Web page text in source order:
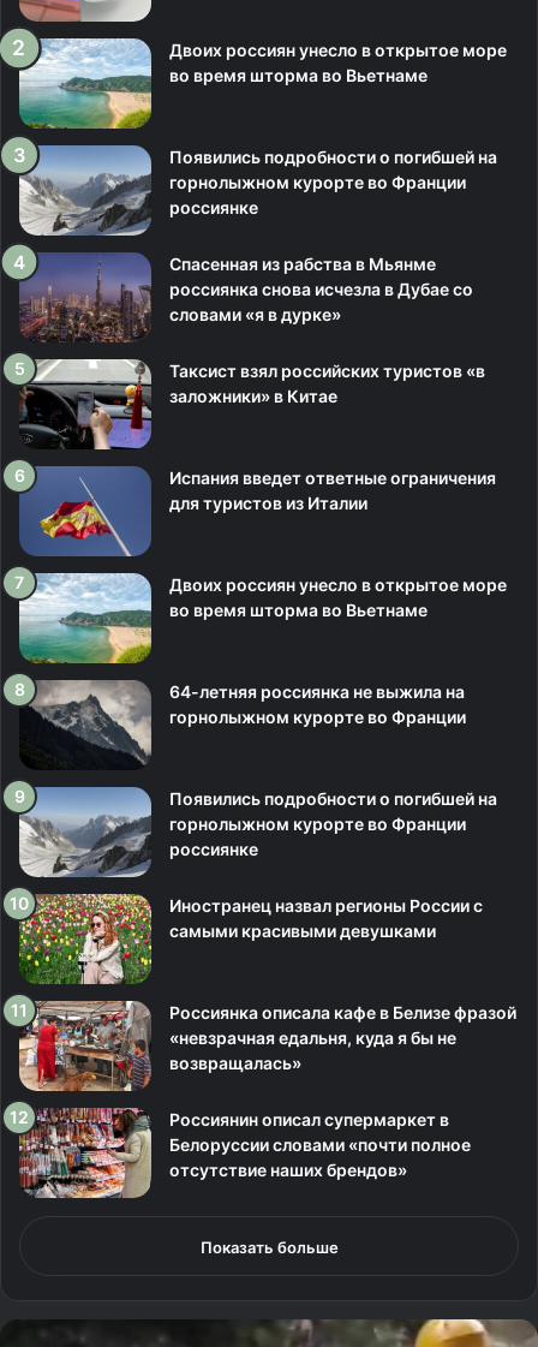
Двоих россиян унесло в открытое море
во время шторма во Вьетнаме
Появились подробности о погибшей на
горнолыжном курорте во Франции
россиянке
Спасенная из рабства в Мьянме
россиянка снова исчезла в Дубае со
словами «я в дурке»
Таксист взял российских туристов «в
заложники» в Китае
Испания введет ответные ограничения
для туристов из Италии
Двоих россиян унесло в открытое море
во время шторма во Вьетнаме
64-летняя россиянка не выжила на
горнолыжном курорте во Франции
Появились подробности о погибшей на
горнолыжном курорте во Франции
россиянке
Иностранец назвал регионы России с
самыми красивыми девушками
Россиянка описала кафе в Белизе фразой
«невзрачная едальня, куда я бы не
возвращалась»
Россиянин описал супермаркет в
Белоруссии словами «почти полное
отсутствие наших брендов»
Показать больше
В